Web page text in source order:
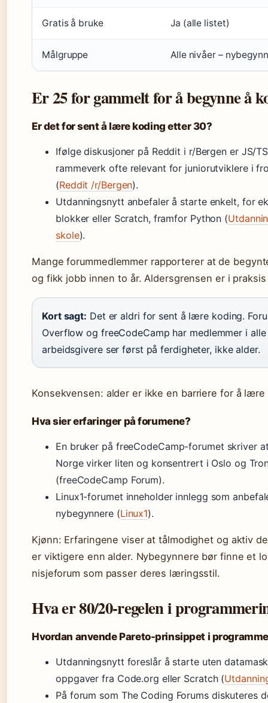
Gratis å bruke Ja (alle listet)
Målgruppe Alle nivåer –
Er 25 for gammelt for å begynne å
Er det for sent å lære koding etter 30?
Ifølge diskusjoner på Reddit i r/Bergen er JS/
rammeverk ofte relevant for juniorutviklere i
(Reddit /r/Bergen).
Utdanningsnytt anbefaler å starte enkelt, for
blokker eller Scratch, framfor Python (
skole).
Mange forummedlemmer rapporterer at de
og fikk jobb innen to år. Aldersgrensen er i
Kort sagt: Det er aldri for sent å lære koding.
Overflow og freeCodeCamp har medlemmer i
arbeidsgivere ser først på ferdigheter, ikke alder.
Konsekvensen: alder er ikke en barriere for å lære
Hva sier erfaringer på forumene?
En bruker på freeCodeCamp-forumet skriver
Norge virker liten og konsentrert i Oslo og
(freeCodeCamp Forum).
Linux1-forumet inneholder innlegg som
nybegynnere (Linux1).
Kjønn: Erfaringene viser at tålmodighet og aktiv
er viktigere enn alder. Nybegynnere bør finne et
nisjeforum som passer deres læringsstil.
Hva er 80/20-regelen i
Hvordan anvende Pareto-prinsippet i
Utdanningsnytt foreslår å starte uten
oppgaver fra Code.org eller Scratch (
På forum som The Coding Forums diskuteres